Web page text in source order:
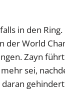
in den
der World
Zayn
sei,